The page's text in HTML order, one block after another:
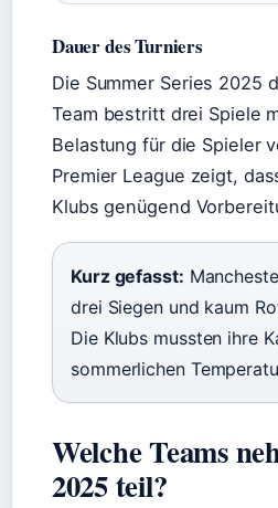
Dauer des Turniers
Die Summer Series 2025
Team bestritt drei Spiele
Belastung für die Spieler
Premier League zeigt,
Klubs genügend
Kurz gefasst:
drei Siegen und kaum
Die Klubs mussten ihre
sommerlichen
Welche Teams
2025 teil?